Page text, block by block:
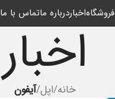
فروشگاهاخباردرباره ماتماس با ما
اخبار
خانه/اپل/آیفون